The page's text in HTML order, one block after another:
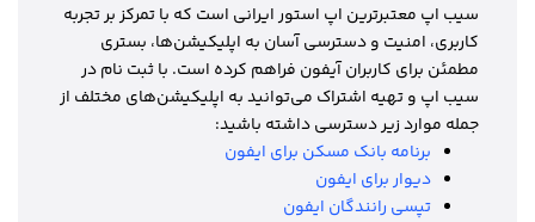
سیب اپ معتبرترین اپ استور ایرانی است که با تمرکز بر تجربه
کاربری، امنیت و دسترسی آسان به اپلیکیشن‌ها، بستری
مطمئن برای کاربران آیفون فراهم کرده است. با ثبت نام در
سیب اپ و تهیه اشتراک می‌توانید به اپلیکیشن‌های مختلف از
جمله موارد زیر دسترسی داشته باشید:
برنامه بانک مسکن برای ایفون
دیوار برای ایفون
تپسی رانندگان ایفون